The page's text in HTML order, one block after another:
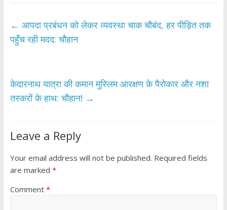
b
o
er s
A
e
← आपदा प्रबंधन को लेकर व्यवस्था चाक चौबंद, हर पीड़ित तक
पहुँच रही मदद: चौहान
केदारनाथ यात्रा की कमान मुस्लिम आरक्षण के पैरोकार और नशा
तस्करों के हाथ: चौहान! →
Leave a Reply
Your email address will not be published. Required fields
are marked *
Comment *